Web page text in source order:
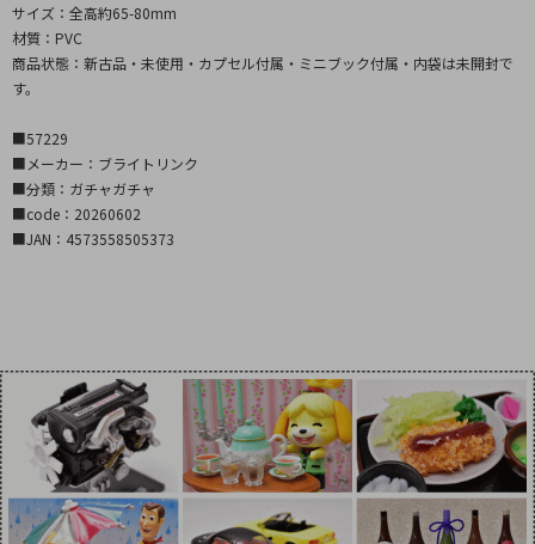
サイズ：全高約65-80mm
材質：PVC
商品状態：新古品・未使用・カプセル付属・ミニブック付属・内袋は未開封で
す。
■57229
■メーカー：ブライトリンク
■分類：ガチャガチャ
■code：20260602
■JAN：4573558505373